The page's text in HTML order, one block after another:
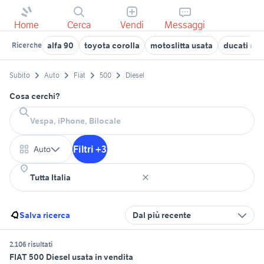
Home Cerca Vendi Messaggi
Ricerche alfa 90 toyota corolla motoslitta usata ducati
Subito Auto Fiat 500 Diesel
Cosa cerchi?
Auto Filtri +3
Salva ricerca Dal più recente
2.106 risultati
FIAT 500 Diesel usata in vendita